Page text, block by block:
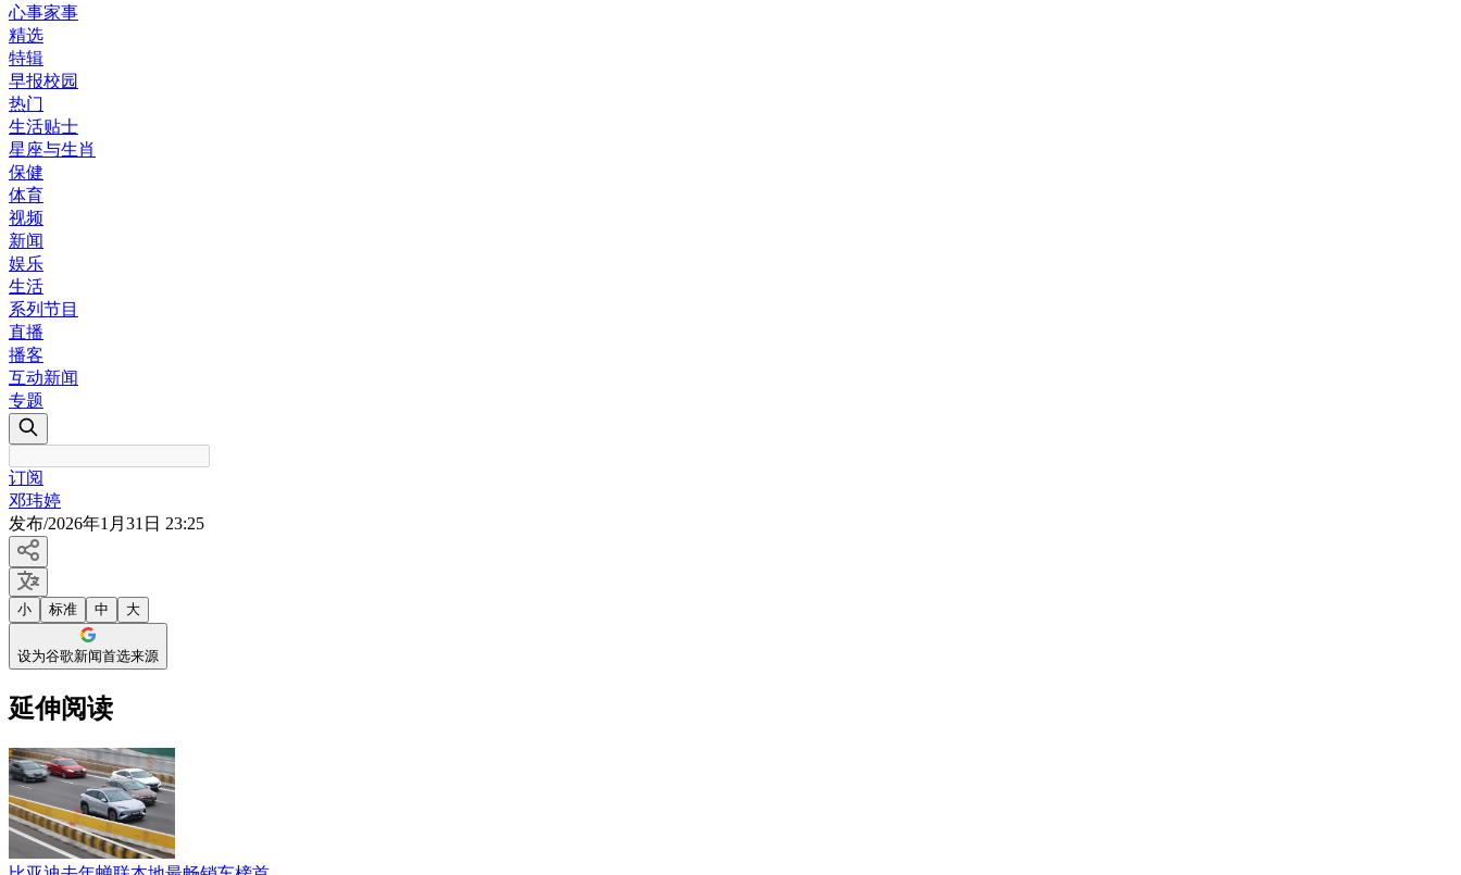
心事家事
精选
特辑
早报校园
热门
生活贴士
星座与生肖
保健
体育
视频
新闻
娱乐
生活
系列节目
直播
播客
互动新闻
专题
订阅
邓玮婷
发布/2026年1月31日 23:25
小 标准 中 大
设为谷歌新闻首选来源
延伸阅读